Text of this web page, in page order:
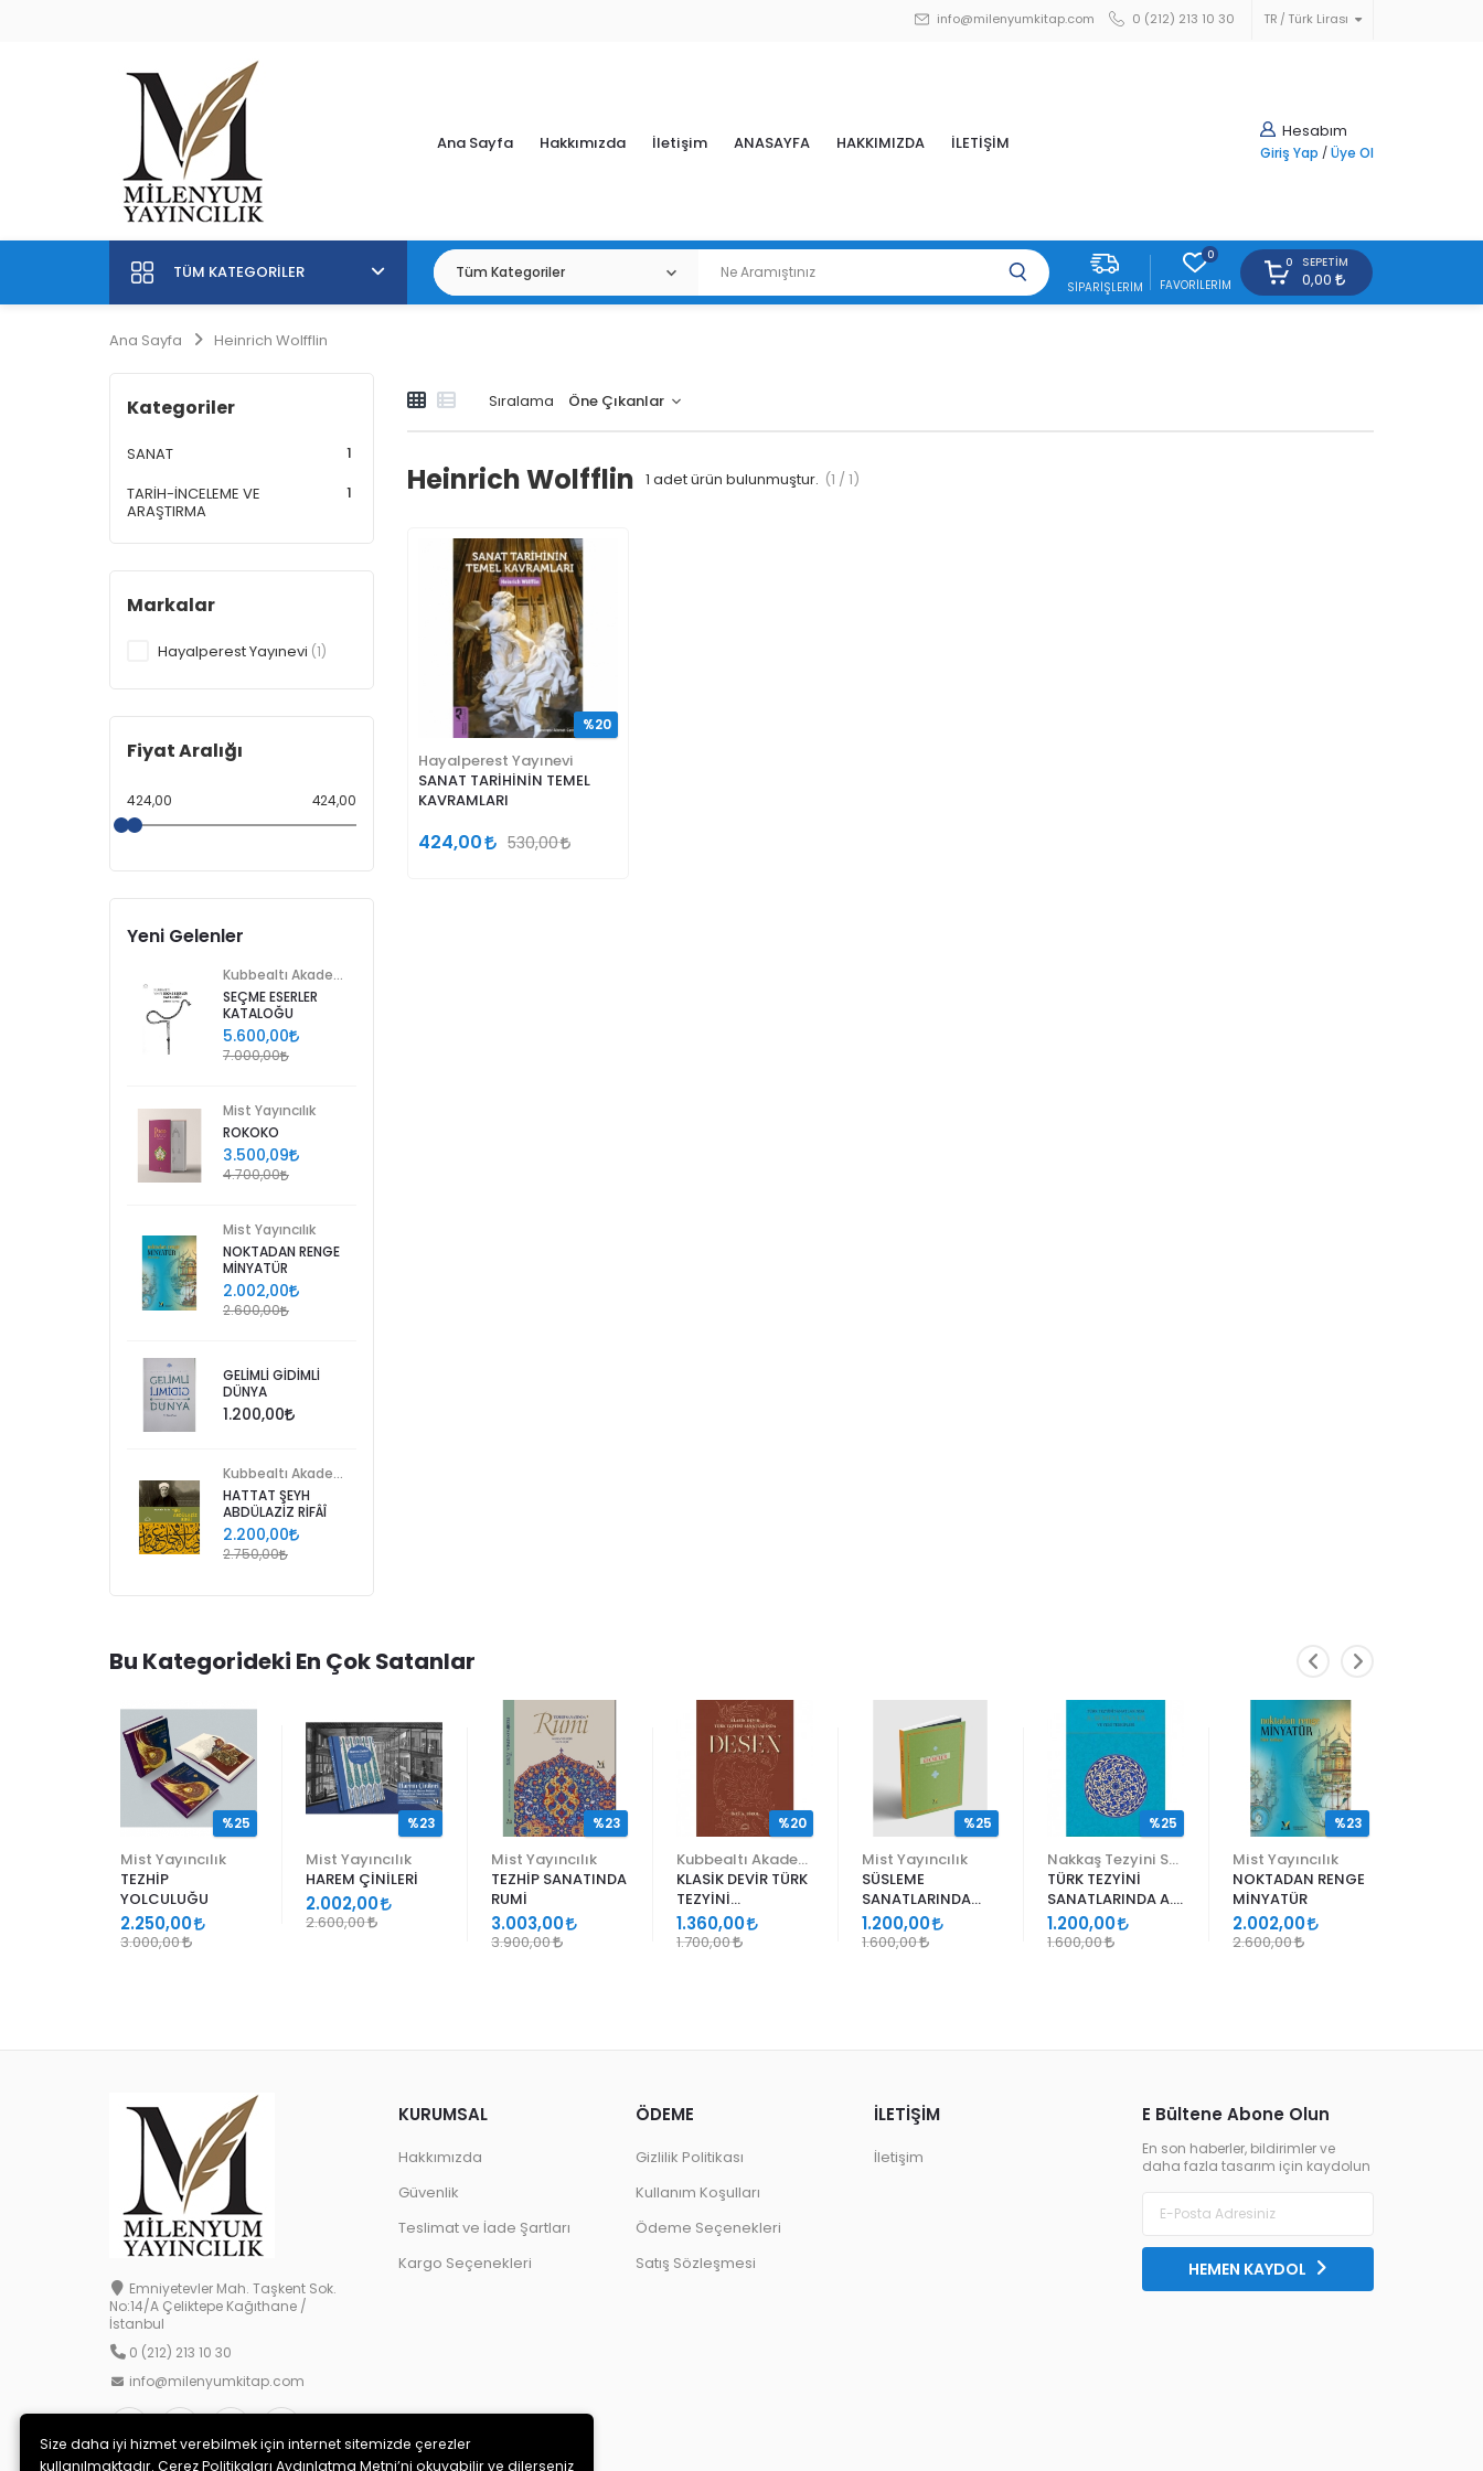
TR Türk Lirası
info@milenyumkitap.com 0 (212) 213 10 30
Hesabım
Giriş Yap / Üye Ol
Ana Sayfa Hakkımızda İletişim ANASAYFA HAKKIMIZDA İLETİŞİM
TÜM KATEGORILER
SIPARIŞLERIM
0
FAVORILERIM
0 SEPETIM
0,00
Ana Sayfa Heinrich Wolfflin
Sıralama
Heinrich Wolfflin 1 adet ürün bulunmuştur. (1 / 1)
Hayalperest Yayınevi
SANAT TARİHİNİN TEMEL
KAVRAMLARI
424,00 530,00
%20
Kategoriler
SANAT 1
TARİH-İNCELEME VE
ARAŞTIRMA
1
Markalar
Hayalperest Yayınevi (1)
Fiyat Aralığı
424,00 424,00
Yeni Gelenler
SEÇME ESERLER
KATALOĞU
5.600,00
7.000,00
Mist Yayıncılık
ROKOKO
3.500,09
4.700,00
Mist Yayıncılık
NOKTADAN RENGE
MİNYATÜR
2.002,00
2.600,00
GELİMLİ GİDİMLİ
DÜNYA
1.200,00
HATTAT ŞEYH
ABDÜLAZİZ RİFÂÎ
2.200,00
2.750,00
Bu Kategorideki En Çok Satanlar
Mist Yayıncılık
TEZHİP
YOLCULUĞU
2.250,00
3.000,00
%25
Mist Yayıncılık
HAREM ÇİNİLERİ
2.002,00
2.600,00
%23
Mist Yayıncılık
TEZHİP SANATINDA
RUMİ
3.003,00
3.900,00
%23
KLASİK DEVİR TÜRK
TEZYİNİ
SANATLARINDA
DESEN
1.360,00
1.700,00
%20
Mist Yayıncılık
SÜSLEME
SANATLARINDA
GEÇMELER
1.200,00
1.600,00
%25
TÜRK TEZYİNİ
SANATLARINDA A.
SÜHEYL ÜNVER VE
YENİ TERKİPLERİ
1.200,00
1.600,00
%25
Mist Yayıncılık
NOKTADAN RENGE
MİNYATÜR
2.002,00
2.600,00
%23
Emniyetevler Mah. Taşkent Sok.
No:14/A Çeliktepe Kağıthane /
İstanbul
0 (212) 213 10 30
info@milenyumkitap.com
E Bültene Abone Olun
En son haberler, bildirimler ve
daha fazla tasarım için kaydolun
HEMEN KAYDOL
KURUMSAL
Hakkımızda
Güvenlik
Teslimat ve İade Şartları
Kargo Seçenekleri
ÖDEME
Gizlilik Politikası
Kullanım Koşulları
Ödeme Seçenekleri
Satış Sözleşmesi
İLETİŞİM
İletişim
Size daha iyi hizmet verebilmek için internet sitemizde çerezler
kullanılmaktadır. Çerez Politikaları Aydınlatma Metni’ni okuyabilir ve dilerseniz